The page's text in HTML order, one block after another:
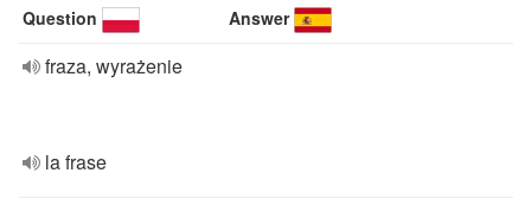
Question Answer
fraza, wyrażenie
la frase